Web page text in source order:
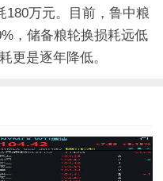
180万元。目前，鲁中粮
，储备粮轮换损耗远低
更是逐年降低。